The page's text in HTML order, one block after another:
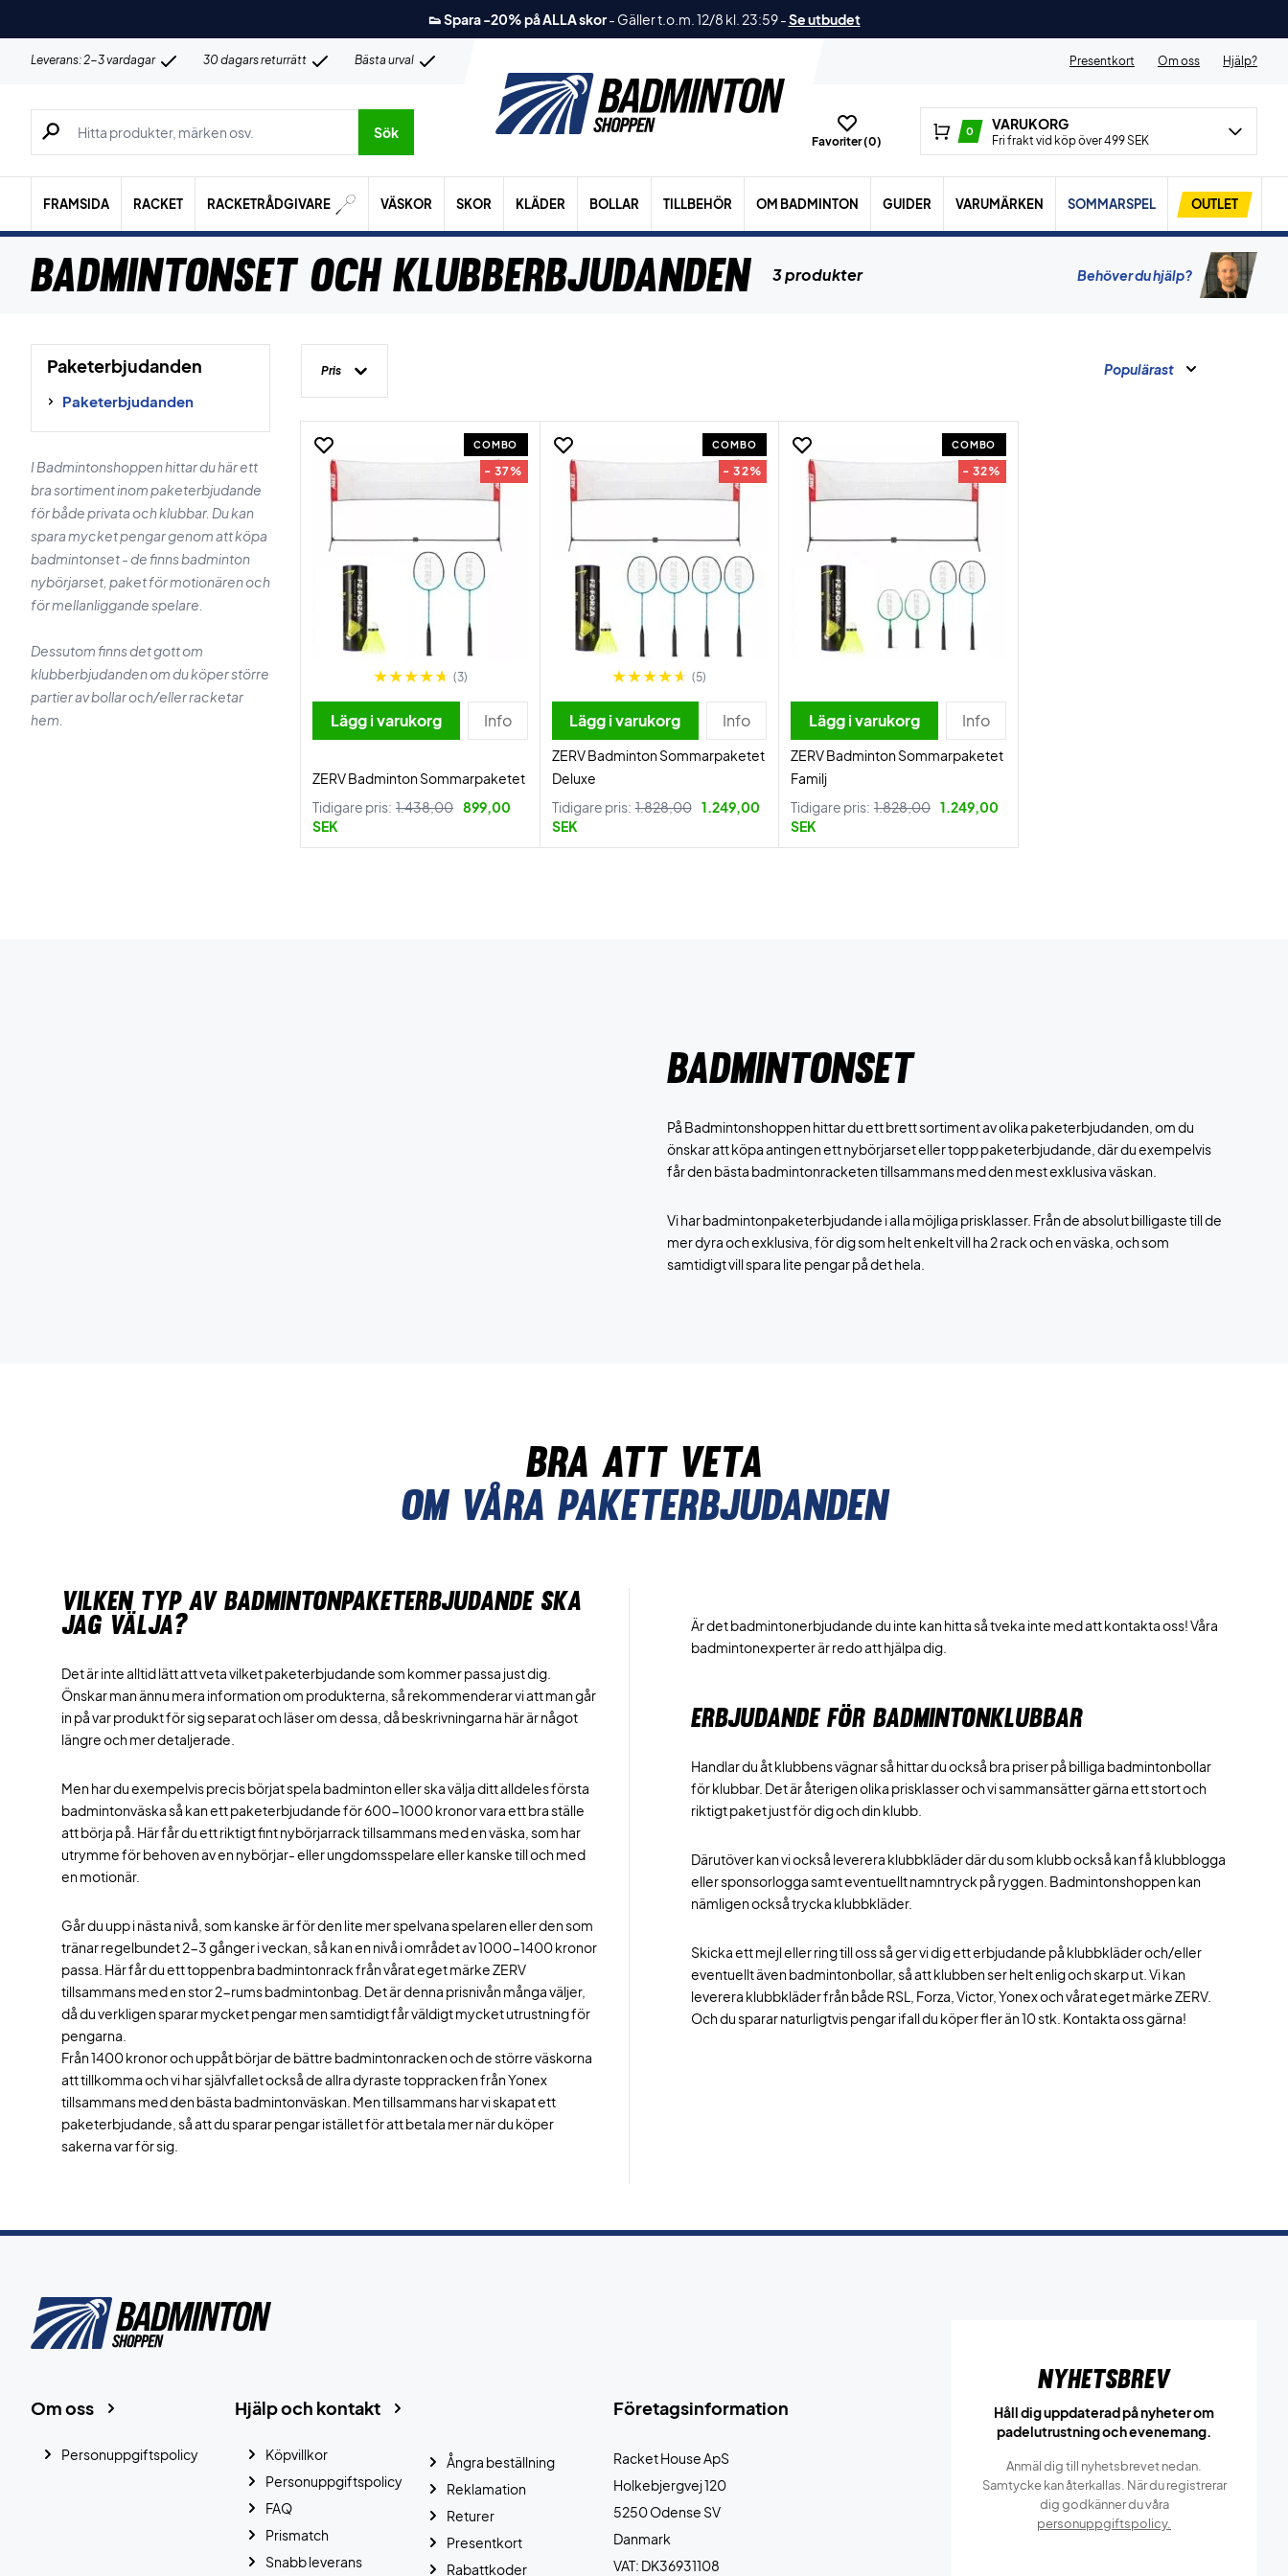
👟 Spara -20% på ALLA skor- Gäller t.o.m. 12/8 kl. 23:59-Se utbudet
Leverans: 2-3 vardagar 30 dagars returrätt Bästa urval Presentkort Om oss Hjälp?
Sök efter produkter, märken osv.
Sök
Favoriter (0)
0 VARUKORG
Fri frakt vid köp över 499 SEK
FRAMSIDA RACKET RACKETRÅDGIVARE VÄSKOR SKOR KLÄDER BOLLAR TILLBEHÖR OM BADMINTON GUIDER VARUMÄRKEN SOMMARSPEL OUTLET
Badmintonset och klubberbjudanden 3 produkter Behöver du hjälp?
Paketerbjudanden
Paketerbjudanden
I Badmintonshoppen hittar du här ett
bra sortiment inom paketerbjudande
för både privata och klubbar. Du kan
spara mycket pengar genom att köpa
badmintonset - de finns badminton
nybörjarset, paket för motionären och
för mellanliggande spelare.
Dessutom finns det gott om
klubberbjudanden om du köper större
partier av bollar och/eller racketar
hem.
Pris Populärast
COMBO
- 37%
(3)
Lägg i varukorg Info
ZERV Badminton Sommarpaketet
Tidigare pris: 1.438,00 899,00
SEK
COMBO
- 32%
(5)
Lägg i varukorg Info
ZERV Badminton Sommarpaketet
Deluxe
Tidigare pris: 1.828,00 1.249,00
SEK
COMBO
- 32%
Lägg i varukorg Info
ZERV Badminton Sommarpaketet
Familj
Tidigare pris: 1.828,00 1.249,00
SEK
Badmintonset
På Badmintonshoppen hittar du ett brett sortiment av olika paketerbjudanden, om du
önskar att köpa antingen ett nybörjarset eller topp paketerbjudande, där du exempelvis
får den bästa badmintonracketen tillsammans med den mest exklusiva väskan.
Vi har badmintonpaketerbjudande i alla möjliga prisklasser. Från de absolut billigaste till de
mer dyra och exklusiva, för dig som helt enkelt vill ha 2 rack och en väska, och som
samtidigt vill spara lite pengar på det hela.
bra att veta
Om våra paketerbjudanden
VILKEN TYP AV BADMINTONPAKETERBJUDANDE SKA
JAG VÄLJA?
Det är inte alltid lätt att veta vilket paketerbjudande som kommer passa just dig.
Önskar man ännu mera information om produkterna, så rekommenderar vi att man går
in på var produkt för sig separat och läser om dessa, då beskrivningarna här är något
längre och mer detaljerade.
Men har du exempelvis precis börjat spela badminton eller ska välja ditt alldeles första
badmintonväska så kan ett paketerbjudande för 600-1000 kronor vara ett bra ställe
att börja på. Här får du ett riktigt fint nybörjarrack tillsammans med en väska, som har
utrymme för behoven av en nybörjar- eller ungdomsspelare eller kanske till och med
en motionär.
Går du upp i nästa nivå, som kanske är för den lite mer spelvana spelaren eller den som
tränar regelbundet 2-3 gånger i veckan, så kan en nivå i området av 1000-1400 kronor
passa. Här får du ett toppenbra badmintonrack från vårat eget märke ZERV
tillsammans med en stor 2-rums badmintonbag. Det är denna prisnivån många väljer,
då du verkligen sparar mycket pengar men samtidigt får väldigt mycket utrustning för
pengarna.
Från 1400 kronor och uppåt börjar de bättre badmintonracken och de större väskorna
att tillkomma och vi har självfallet också de allra dyraste toppracken från Yonex
tillsammans med den bästa badmintonväskan. Men tillsammans har vi skapat ett
paketerbjudande, så att du sparar pengar istället för att betala mer när du köper
sakerna var för sig.
Är det badmintonerbjudande du inte kan hitta så tveka inte med att kontakta oss! Våra
badmintonexperter är redo att hjälpa dig.
ERBJUDANDE FÖR BADMINTONKLUBBAR
Handlar du åt klubbens vägnar så hittar du också bra priser på billiga badmintonbollar
för klubbar. Det är återigen olika prisklasser och vi sammansätter gärna ett stort och
riktigt paket just för dig och din klubb.
Därutöver kan vi också leverera klubbkläder där du som klubb också kan få klubblogga
eller sponsorlogga samt eventuellt namntryck på ryggen. Badmintonshoppen kan
nämligen också trycka klubbkläder.
Skicka ett mejl eller ring till oss så ger vi dig ett erbjudande på klubbkläder och/eller
eventuellt även badmintonbollar, så att klubben ser helt enlig och skarp ut. Vi kan
leverera klubbkläder från både RSL, Forza, Victor, Yonex och vårat eget märke ZERV.
Och du sparar naturligtvis pengar ifall du köper fler än 10 stk. Kontakta oss gärna!
Företagsinformation
Racket House ApS
Holkebjergvej 120
5250 Odense SV
Danmark
VAT: DK36931108
Hjälp och kontakt
Köpvillkor
Personuppgiftspolicy
FAQ
Prismatch
Snabb leverans
Ångra beställning
Reklamation
Returer
Presentkort
Rabattkoder
Om oss
Personuppgiftspolicy
Nyhetsbrev
Håll dig uppdaterad på nyheter om
padelutrustning och evenemang.
Anmäl dig till nyhetsbrevet nedan.
Samtycke kan återkallas. När du registrerar
dig godkänner du våra
personuppgiftspolicy.